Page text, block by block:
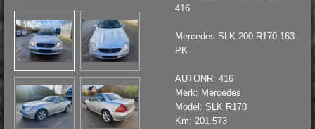
416
Mercedes SLK 200 R170 163
PK
AUTONR: 416
Merk: Mercedes
Model: SLK R170
Km: 201.573